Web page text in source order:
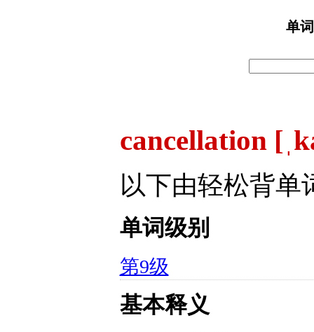
单
cancellation
以下由轻松背单
单词级别
第9级
基本释义